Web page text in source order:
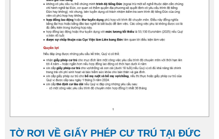
TỜ RƠI VỀ GIẤY PHÉP CƯ TRÚ TẠI ĐỨC